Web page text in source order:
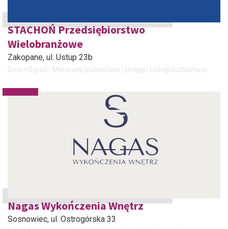
STACHOŃ Przedsiębiorstwo
Wielobranżowe
Zakopane, ul. Ustup 23b
Dom i Ogród Materiały budowlane Usługi Usługi budowlane
Nagas Wykończenia Wnętrz
Sosnowiec, ul. Ostrogórska 33